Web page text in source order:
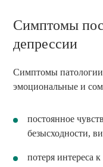
Симптомы
депрессии
Симптомы патологии
эмоциональные и
постоянное
безысходности,
потеря интереса